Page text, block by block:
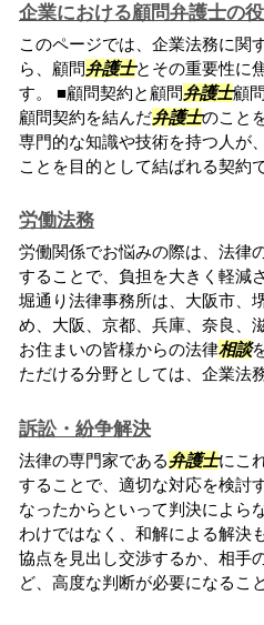
企業における顧問弁護士の
このページでは、企業法務に関
ら、顧問弁護士とその重要性に
す。 ■顧問契約と顧問弁護士顧問
顧問契約を結んだ弁護士のこと
専門的な知識や技術を持つ人が
ことを目的として結ばれる契約で
労働法務
労働関係でお悩みの際は、法律
することで、負担を大きく軽減
堀通り法律事務所は、大阪市、
め、大阪、京都、兵庫、奈良、
お住まいの皆様からの法律相談
ただける分野としては、企業法
訴訟・紛争解決
法律の専門家である弁護士にこ
することで、適切な対応を検討
なったからといって判決によら
わけではなく、和解による解決
協点を見出し交渉するか、相手
ど、高度な判断が必要になるこ